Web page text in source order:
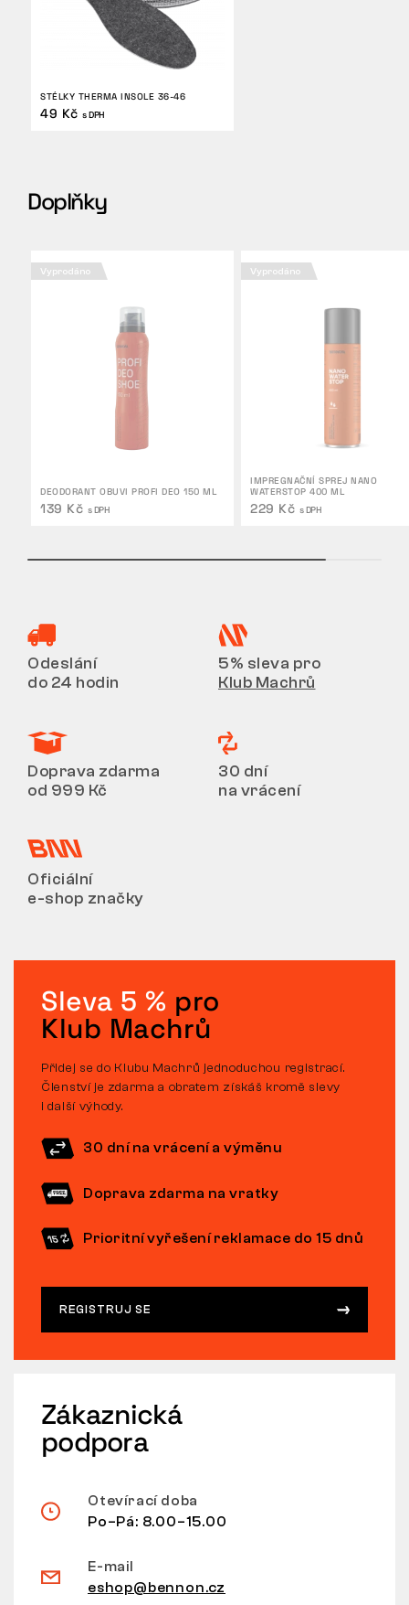
STÉLKY THERMA INSOLE 36-46
49 Kč s DPH
Doplňky
Vyprodáno
DEODORANT OBUVI PROFI DEO 150 ML
139 Kč s DPH
Vyprodáno
IMPREGNAČNÍ SPREJ NANO
WATERSTOP 400 ML
229 Kč s DPH
Odeslání
do 24 hodin
5% sleva pro
Klub Machrů
Doprava zdarma
od 999 Kč
30 dní
na vrácení
Oficiální
e-shop značky
Sleva 5 % pro
Klub Machrů
Přidej se do Klubu Machrů jednoduchou registrací.
Členství je zdarma a obratem získáš kromě slevy
i další výhody.
30 dní na vrácení a výměnu
Doprava zdarma na vratky
Prioritní vyřešení reklamace do 15 dnů
REGISTRUJ SE
Zákaznická
podpora
Otevírací doba
Po–Pá: 8.00–15.00
E-mail
eshop@bennon.cz